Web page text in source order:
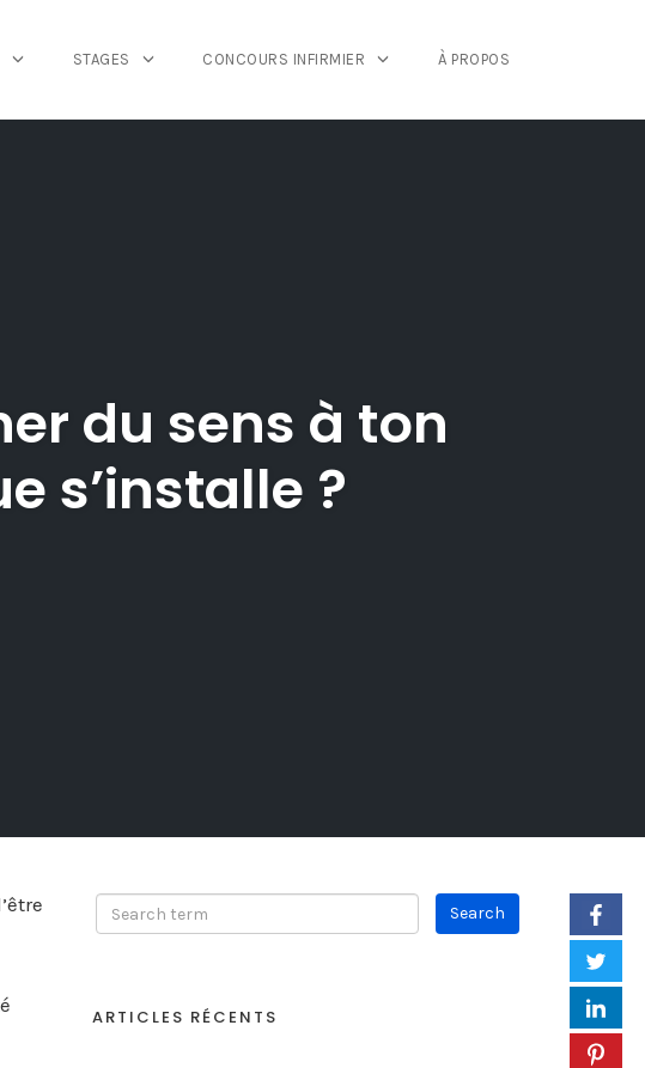
STAGES CONCOURS INFIRMIER À PROPOS
du sens à ton
s’installe ?
ARTICLES RÉCENTS